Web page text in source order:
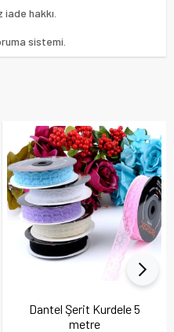
hakkı.
sistemi.
Dantel Şerit Kurdele 5
metre